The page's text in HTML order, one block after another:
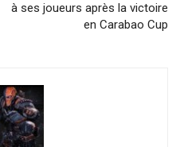
à ses joueurs après la victoire
en Carabao Cup